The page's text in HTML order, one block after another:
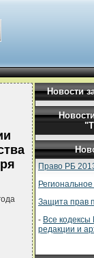
Новости
Право РБ
Защита прав
- Все
редакции и